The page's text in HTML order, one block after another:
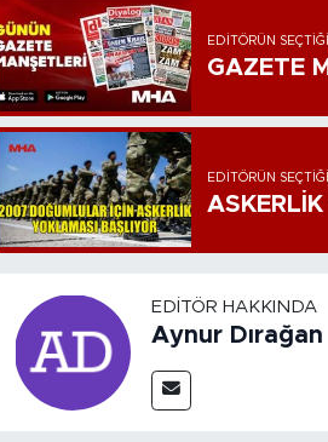
EDITÖRÜN SEÇTIĞI
GAZETE
EDITÖRÜN SEÇTIĞI
EDITÖR HAKKINDA
Aynur Dırağan